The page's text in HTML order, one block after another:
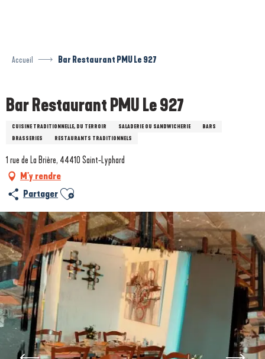
Accueil Bar Restaurant PMU Le 927
Bar Restaurant PMU Le 927
CUISINE TRADITIONNELLE, DU TERROIR SALADERIE OU SANDWICHERIE
BARS
BRASSERIES
RESTAURANTS TRADITIONNELS
1 rue de La Brière, 44410 Saint-Lyphard
M'y rendre
Partager Ajouter aux favoris